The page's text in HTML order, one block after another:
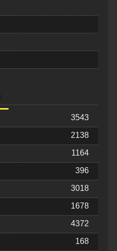
3543
2138
1164
396
3018
1678
4372
168